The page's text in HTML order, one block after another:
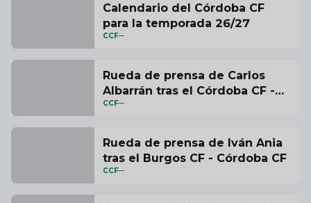
Calendario del Córdoba CF
para la temporada 26/27
CCF
Rueda de prensa de Carlos
Albarrán tras el Córdoba CF -
SD Huesca
CCF
Rueda de prensa de Iván Ania
tras el Burgos CF - Córdoba CF
CCF